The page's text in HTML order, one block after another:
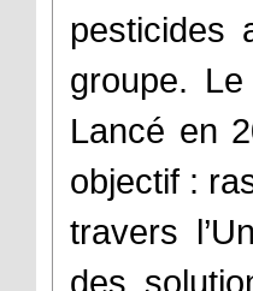
pesticides
groupe.
Lancé en
objectif :
travers
des